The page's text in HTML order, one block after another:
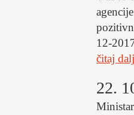
12-
čitaj
22.